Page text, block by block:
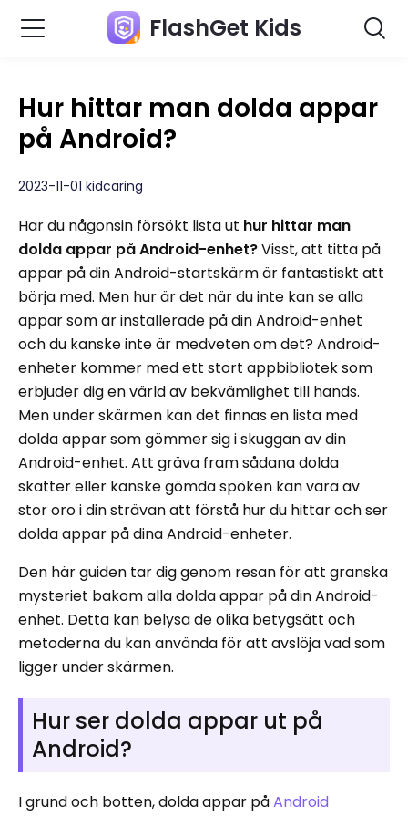
FlashGet Kids
Hur hittar man dolda appar
på Android?
2023-11-01 kidcaring
Har du någonsin försökt lista ut hur hittar man
dolda appar på Android-enhet?Visst, att titta på
appar på din Android-startskärm är fantastiskt att
börja med. Men hur är det när du inte kan se alla
appar som är installerade på din Android-enhet
och du kanske inte är medveten om det? Android-
enheter kommer med ett stort appbibliotek som
erbjuder dig en värld av bekvämlighet till hands.
Men under skärmen kan det finnas en lista med
dolda appar som gömmer sig i skuggan av din
Android-enhet. Att gräva fram sådana dolda
skatter eller kanske gömda spöken kan vara av
stor oro i din strävan att förstå hur du hittar och ser
dolda appar på dina Android-enheter.
Den här guiden tar dig genom resan för att granska
mysteriet bakom alla dolda appar på din Android-
enhet. Detta kan belysa de olika betygsätt och
metoderna du kan använda för att avslöja vad som
ligger under skärmen.
Hur ser dolda appar ut på
Android?
I grund och botten, dolda appar påAndroid